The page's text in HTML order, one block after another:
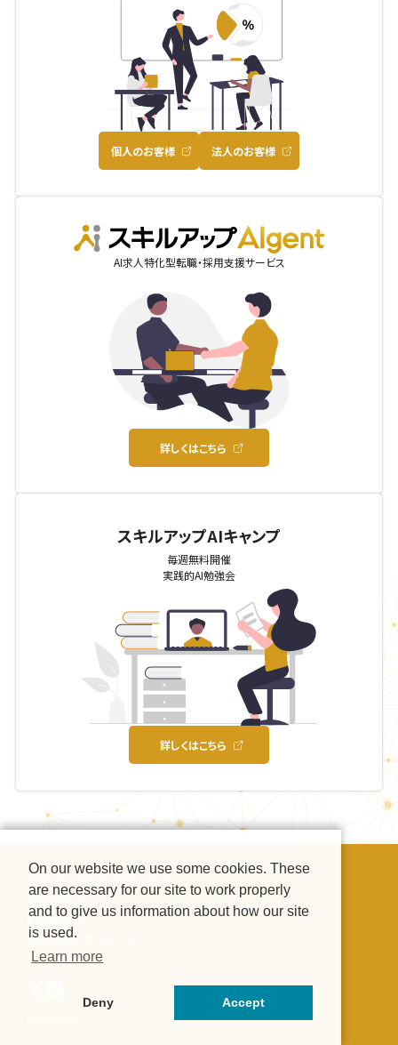
個人のお客様 法人のお客様
AIgent
AI求人特化型転職・採用支援サービス
詳しくはこちら
スキルアップAIキャンプ
毎週無料開催
実践的AI勉強会
詳しくはこちら
運営会社
利用規約
プライバシーポリシー
On our website we use some cookies. These
are necessary for our site to work properly
and to give us information about how our site
is used.
Learn more
Deny Accept